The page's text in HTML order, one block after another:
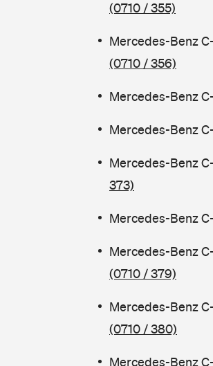
(0710 / 355)
Mercedes-Benz
(0710 / 356)
Mercedes-Benz
Mercedes-Benz
Mercedes-Benz
373)
Mercedes-Benz
Mercedes-Benz
(0710 / 379)
Mercedes-Benz
(0710 / 380)
Mercedes-Benz